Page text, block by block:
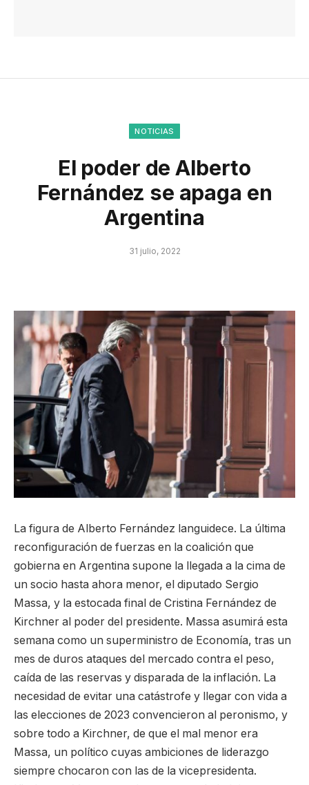
NOTICIAS
El poder de Alberto
Fernández se apaga en
Argentina
31 julio, 2022
La figura de Alberto Fernández languidece. La última
reconfiguración de fuerzas en la coalición que
gobierna en Argentina supone la llegada a la cima de
un socio hasta ahora menor, el diputado Sergio
Massa, y la estocada final de Cristina Fernández de
Kirchner al poder del presidente. Massa asumirá esta
semana como un superministro de Economía, tras un
mes de duros ataques del mercado contra el peso,
caída de las reservas y disparada de la inflación. La
necesidad de evitar una catástrofe y llegar con vida a
las elecciones de 2023 convencieron al peronismo, y
sobre todo a Kirchner, de que el mal menor era
Massa, un político cuyas ambiciones de liderazgo
siempre chocaron con las de la vicepresidenta.